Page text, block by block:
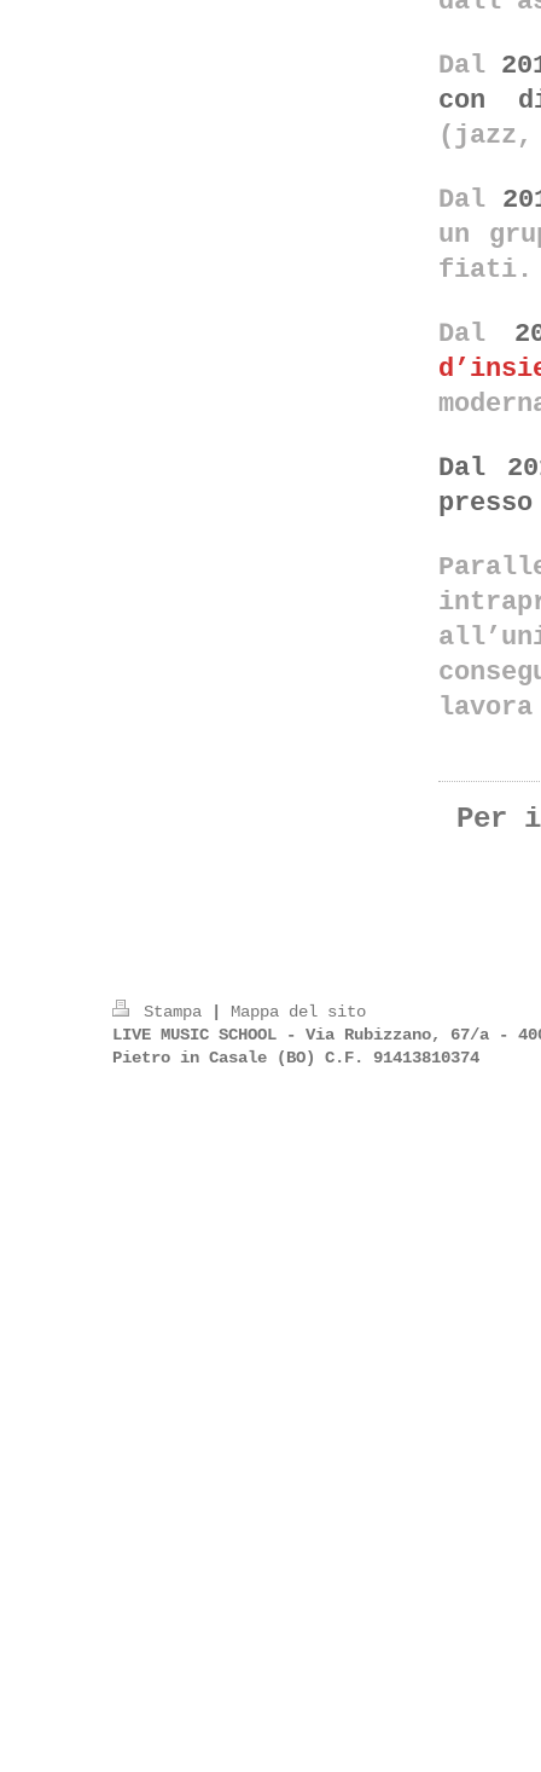
Dal
con
(jazz,
Dal
un
fiati.
Dal
Dal
lavora
Per
Stampa
Mappa del sito
LIVE MUSIC SCHOOL - Via Rubizzano, 67/a -
Pietro in Casale (BO) C.F. 91413810374